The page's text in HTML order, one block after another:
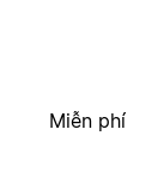
Miễn phí